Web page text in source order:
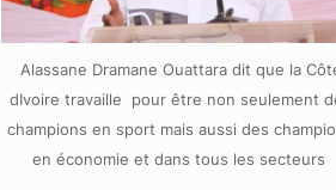
Alassane Dramane Ouattara dit que la
dIvoire travaille pour être non seulement
champions en sport mais aussi des
en économie et dans tous les secteurs